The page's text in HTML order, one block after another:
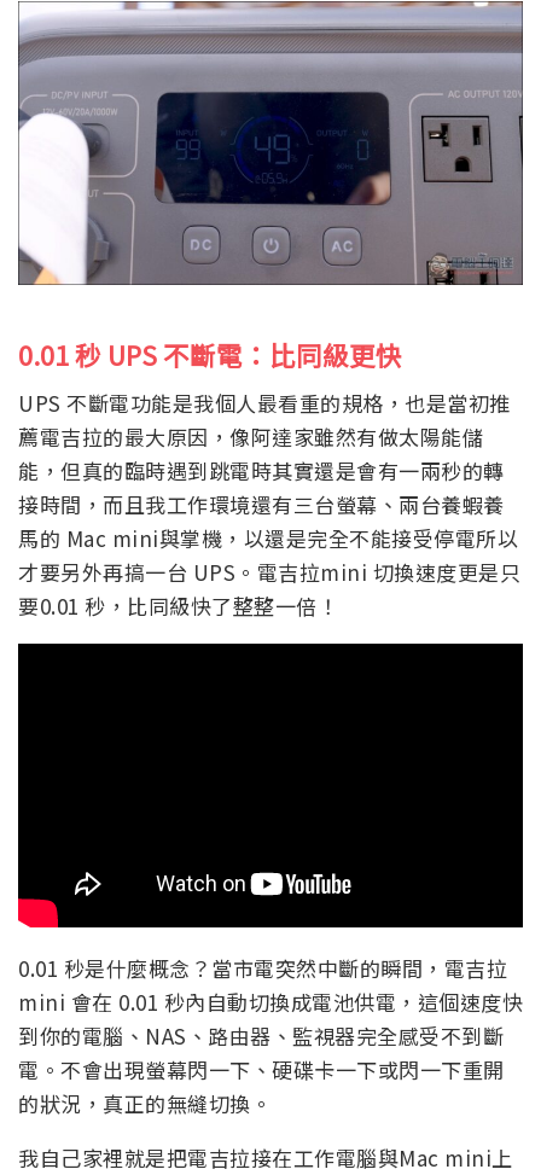
0.01秒 UPS不斷電：比同級更快
UPS 不斷電功能是我個人最看重的規格，也是當初推
薦電吉拉的最大原因，像阿達家雖然有做太陽能儲
能，但真的臨時遇到跳電時其實還是會有一兩秒的轉
接時間，而且我工作環境還有三台螢幕、兩台養蝦養
馬的 Mac mini與掌機，以還是完全不能接受停電所以
才要另外再搞一台 UPS。電吉拉mini 切換速度更是只
要0.01 秒，比同級快了整整一倍！
0.01 秒是什麼概念？當市電突然中斷的瞬間，電吉拉
mini 會在 0.01 秒內自動切換成電池供電，這個速度快
到你的電腦、NAS、路由器、監視器完全感受不到斷
電。不會出現螢幕閃一下、硬碟卡一下或閃一下重開
的狀況，真正的無縫切換。
我自己家裡就是把電吉拉接在工作電腦與Mac mini上